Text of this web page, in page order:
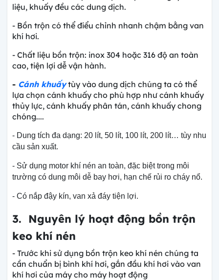
liệu, khuấy đều các dung dịch.
- Bồn trộn có thể điểu chỉnh nhanh chậm bằng van
khí hơi.
- Chất liệu bồn trộn: inox 304 hoặc 316 độ an toàn
cao, tiện lợi dễ vận hành.
- Cánh khuấytùy vào dung dịch chúng ta có thể
lựa chọn cánh khuấy cho phù hợp như cánh khuấy
thủy lực, cánh khuấy phân tán, cánh khuấy chong
chóng....
- Dung tích đa dạng: 20 lít, 50 lít, 100 lít, 200 lít… tùy nhu
cầu sản xuất.
- Sử dụng motor khí nén an toàn, đặc biệt trong môi
trường có dung môi dễ bay hơi, hạn chế rủi ro cháy nổ.
- Có nắp đậy kín, van xả đáy tiện lợi.
3. Nguyên lý hoạt động bồn trộn
keo khí nén
- Trước khi sử dụng bồn trộn keo khí nén chúng ta
cần chuẩn bị bình khí hơi, gắn đầu khí hơi vào van
khí hơi của máy cho máy hoạt động